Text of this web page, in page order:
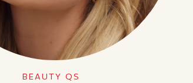
BEAUTY QS